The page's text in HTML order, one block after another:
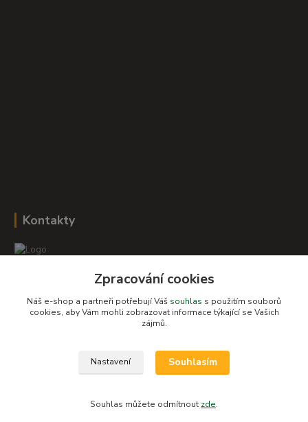
Kontakty
+420 604 278 943
obchod-detskysvet@seznam.cz
Zpracování cookies
Náš e-shop a partneři potřebují Váš souhlas s použitím souborů
cookies, aby Vám mohli zobrazovat informace týkající se Vašich
zájmů.
Nastavení Souhlasím
Souhlas můžete odmítnout zde.